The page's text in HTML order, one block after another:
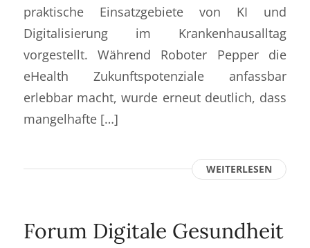
praktische Einsatzgebiete von KI und
Digitalisierung im Krankenhausalltag
vorgestellt. Während Roboter Pepper die
eHealth Zukunftspotenziale anfassbar
erlebbar macht, wurde erneut deutlich, dass
mangelhafte […]
WEITERLESEN
Forum Digitale Gesundheit